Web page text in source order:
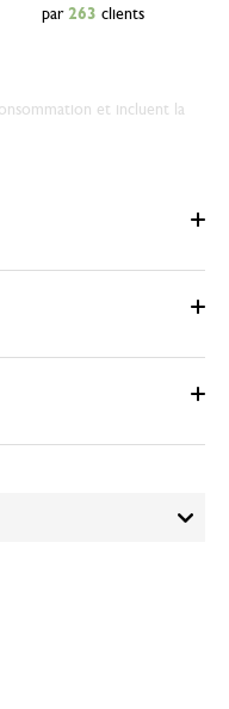
par 263 clients
et incluent la